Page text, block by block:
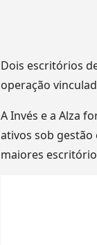
Dois escritórios
operação
A Invés e a Alza
ativos sob gestão
maiores